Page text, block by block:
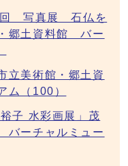
回 写真展 石仏を
郷土資料館 バー
立美術館・郷土資
ム（100）
子 水彩画展」茂
バーチャルミュー